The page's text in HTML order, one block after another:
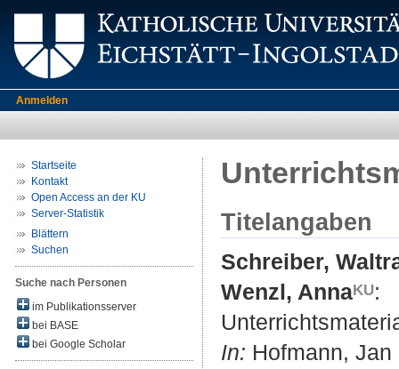
Anmelden
Startseite
Kontakt
Open Access an der KU
Server-Statistik
Blättern
Suchen
Suche nach Personen
im Publikationsserver
bei BASE
bei Google Scholar
Titelangaben
Schreiber,
Wenzl, Anna
:
In: Hofmann,